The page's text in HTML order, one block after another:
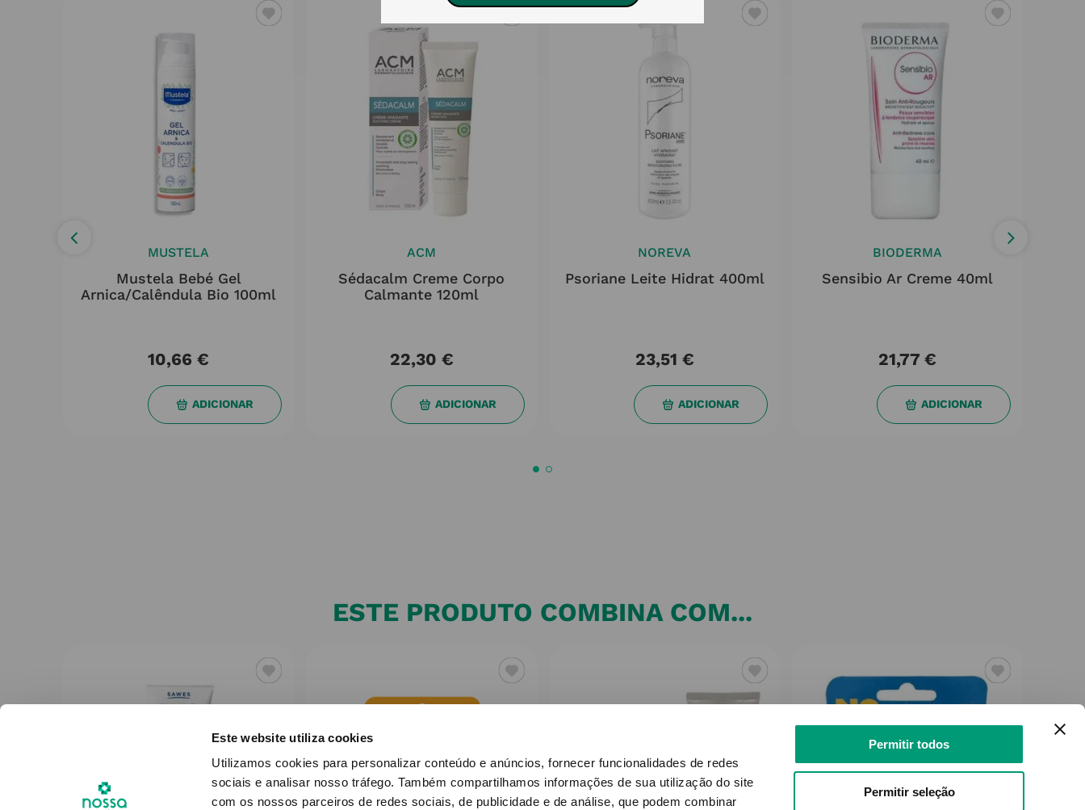
Este website utiliza cookies
Utilizamos cookies para personalizar conteúdo e anúncios, fornecer funcionalidades de redes
sociais e analisar nosso tráfego.Também compartilhamos informações de sua utilização do site
com os nossos parceiros de redes sociais, de publicidade e de análise, que podem combinar
Permitir todos
Permitir seleção
MUSTELA
Mustela Bebé Gel
Arnica/calêndula Bio 100ml
10,66 €
ADICIONAR
ACM
Sédacalm Creme Corpo
Calmante 120ml
22,30 €
ADICIONAR
NOREVA
Psoriane Leite Hidrat 400ml
23,51 €
ADICIONAR
BIODERMA
Sensibio Ar Creme 40ml
21,77 €
ADICIONAR
ESTE PRODUTO COMBINA COM...